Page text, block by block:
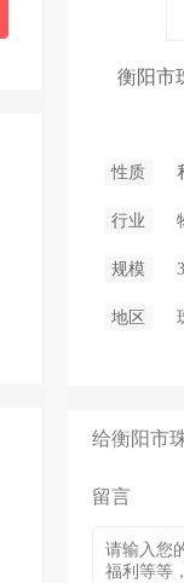
衡阳市
性质
行业
规模
地区
给衡阳市
留言